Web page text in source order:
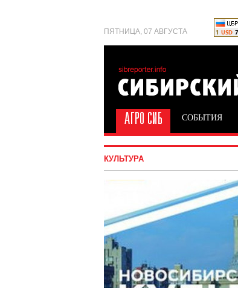
ПЯТНИЦА, 07 АВГУСТА
СОБЫТИЯ
КУЛЬТУРА